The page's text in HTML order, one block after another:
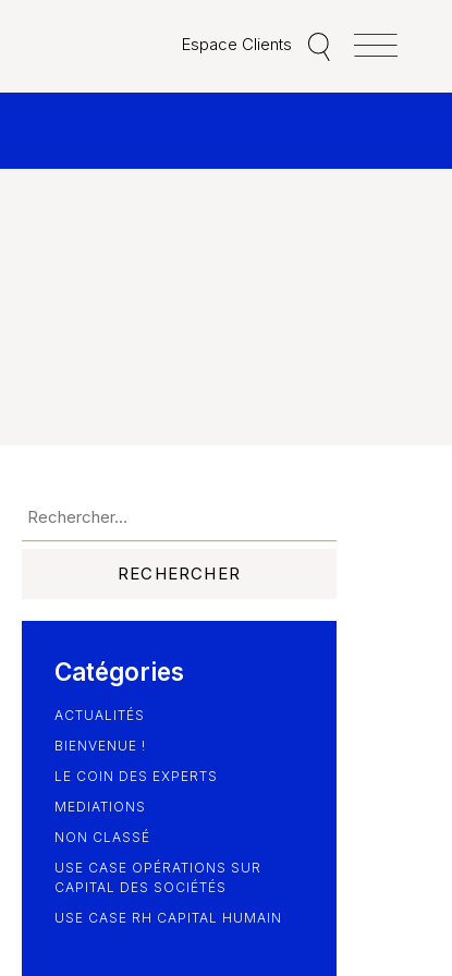
Espace Clients
Catégories
ACTUALITÉS
BIENVENUE !
LE COIN DES EXPERTS
MEDIATIONS
NON CLASSÉ
USE CASE OPÉRATIONS SUR
CAPITAL DES SOCIÉTÉS
USE CASE RH CAPITAL HUMAIN